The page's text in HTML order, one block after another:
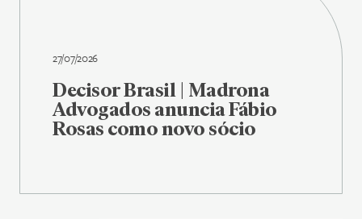
27/07/2026
Decisor Brasil | Madrona
Advogados anuncia Fábio
Rosas como novo sócio